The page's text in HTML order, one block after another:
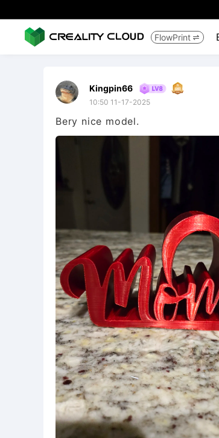
FlowPrint 
Kingpin66
10:50 11-17-2025
Bery nice model.